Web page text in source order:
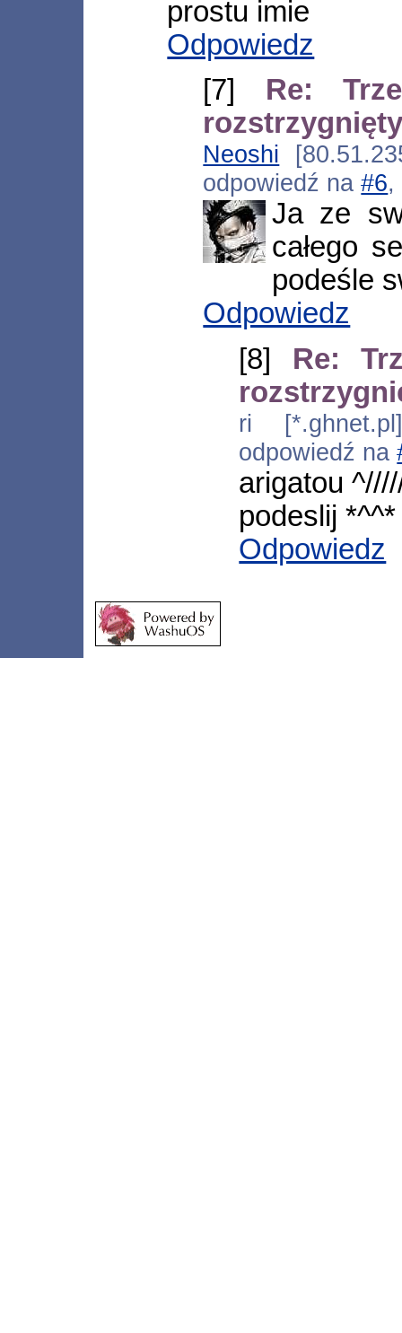
prostu imie
Odpowiedz
[7] Re:
Neoshi
odpowiedź na#6,
Ja ze
całego
podeśle
Odpowiedz
[8] Re:
ri
odpowiedź na
arigatou
podeslij *^^*
Odpowiedz